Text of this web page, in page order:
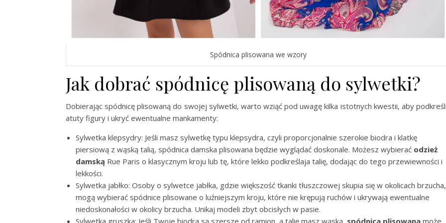
Spódnica plisowana we wzory
Jak dobrać spódnicę plisowaną do sylwetki?
Dobierając spódnicę plisowaną do swojej sylwetki, warto wziąć pod uwagę kilka istotnych kwestii, aby
atuty figury i ukryć ewentualne mankamenty:
Sylwetka klepsydry: Jeśli masz sylwetkę typu klepsydra, czyli proporcjonalnie szerokie biodra i klatkę
piersiową z wąską talią, spódnica damska plisowana będzie wyglądać doskonale. Możesz wybierać odzież
damską Rue Paris o klasycznym kroju lub tę, które lekko podkreślaja talię, dodając do tego przewiewności i
lekkości.
Sylwetka jabłko: Osoby o sylwetce jabłka, gdzie większość tkanki tłuszczowej skupia się w okolicach brzucha,
mogą wybierać spódnice plisowane o luźniejszym kroju, które nie krępują ruchów i ukrywają ewentualne
niedoskonałości w okolicy brzucha. Unikaj modeli zbyt obcisłych w pasie.
Sylwetka gruszka: Jeśli Twoje biodra są szersze od ramion, a talię masz wąską, spódnica plisowana może